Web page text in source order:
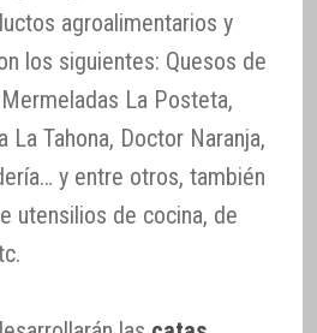
agroalimentarios y
los siguientes: Quesos de
La Posteta,
La Tahona, Doctor Naranja,
y entre otros, también
utensilios de cocina, de